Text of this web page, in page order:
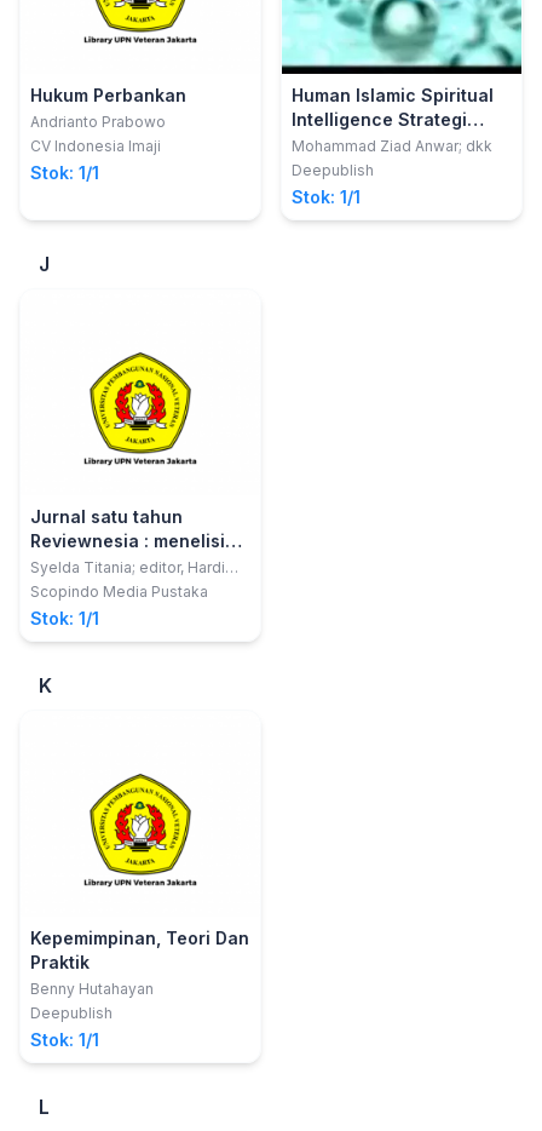
Hukum Perbankan
Andrianto Prabowo
CV Indonesia Imaji
Stok: 1/1
Human Islamic Spiritual
Intelligence Strategi
dalam Peningkatan
Kinerja Sumber Daya
Manusia
Mohammad Ziad Anwar; dkk
Deepublish
Stok: 1/1
J
Jurnal satu tahun
Reviewnesia : menelisik
dunia dari perspektif
hubungan internasional
Syelda Titania; editor, Hardi
Alunaza & Syelda Titania; Hardi
Alunaza; Siska Silmi; Annisa
Ernianda [dan 32 Lainnya]
Scopindo Media Pustaka
Stok: 1/1
K
Kepemimpinan, Teori Dan
Praktik
Benny Hutahayan
Deepublish
Stok: 1/1
L